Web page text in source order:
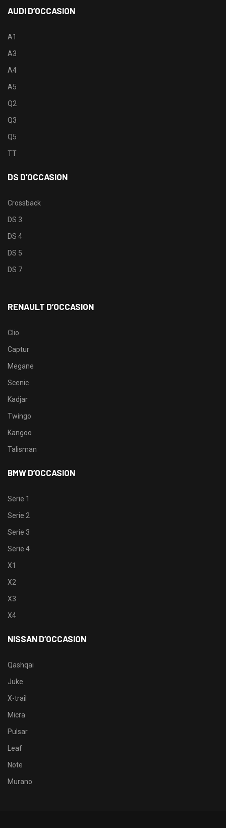
AUDI D’OCCASION
A1
A3
A4
A5
Q2
Q3
Q5
TT
DS D’OCCASION
Crossback
DS 3
DS 4
DS 5
DS 7
RENAULT D’OCCASION
Clio
Captur
Megane
Scenic
Kadjar
Twingo
Kangoo
Talisman
BMW D’OCCASION
Serie 1
Serie 2
Serie 3
Serie 4
X1
X2
X3
X4
NISSAN D’OCCASION
Qashqai
Juke
X-trail
Micra
Pulsar
Leaf
Note
Murano